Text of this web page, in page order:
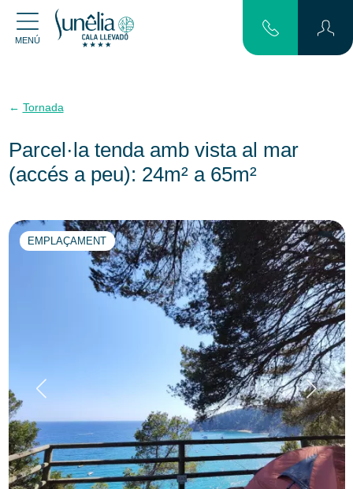
MENÚ
Tornada
Parcel·la tenda amb vista al mar
(accés a peu): 24m² a 65m²
EMPLAÇAMENT